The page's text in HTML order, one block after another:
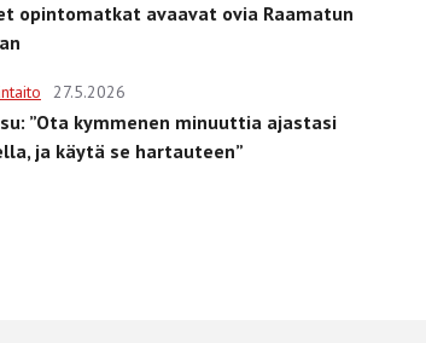
opintomatkat avaavat ovia Raamatun
27.5.2026
”Ota kymmenen minuuttia ajastasi
ja käytä se hartauteen”